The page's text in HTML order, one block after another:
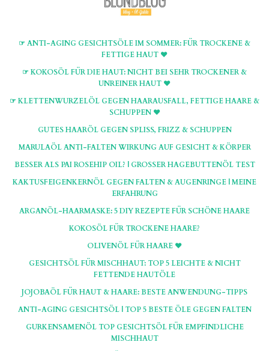
☞ ANTI-AGING GESICHTSÖLE IM SOMMER: FÜR TROCKENE &
FETTIGE HAUT ♥
☞ KOKOSÖL FÜR DIE HAUT: NICHT BEI SEHR TROCKENER &
UNREINER HAUT ♥
☞ KLETTENWURZELÖL GEGEN HAARAUSFALL, FETTIGE HAARE &
SCHUPPEN ♥
GUTES HAARÖL GEGEN SPLISS, FRIZZ & SCHUPPEN
MARULAÖL ANTI-FALTEN WIRKUNG AUF GESICHT & KÖRPER
BESSER ALS PAI ROSEHIP OIL? | GROSSER HAGEBUTTENÖL TEST
KAKTUSFEIGENKERNÖL GEGEN FALTEN & AUGENRINGE | MEINE
ERFAHRUNG
ARGANÖL-HAARMASKE: 5 DIY REZEPTE FÜR SCHÖNE HAARE
KOKOSÖL FÜR TROCKENE HAARE?
OLIVENÖL FÜR HAARE ♥
GESICHTSÖL FÜR MISCHHAUT: TOP 5 LEICHTE & NICHT
FETTENDE HAUTÖLE
JOJOBAÖL FÜR HAUT & HAARE: BESTE ANWENDUNG-TIPPS
ANTI-AGING GESICHTSÖL | TOP 5 BESTE ÖLE GEGEN FALTEN
GURKENSAMENÖL TOP GESICHTSÖL FÜR EMPFINDLICHE
MISCHHAUT